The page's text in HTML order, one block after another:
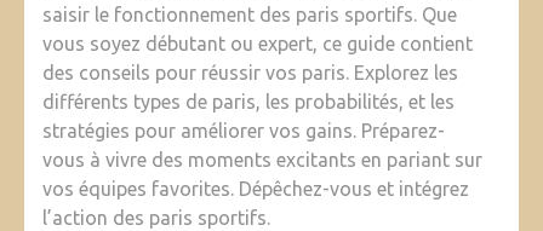
saisir le fonctionnement des paris sportifs. Que
vous soyez débutant ou expert, ce guide contient
des conseils pour réussir vos paris. Explorez les
différents types de paris, les probabilités, et les
stratégies pour améliorer vos gains. Préparez-
vous à vivre des moments excitants en pariant sur
vos équipes favorites. Dépêchez-vous et intégrez
l’action des paris sportifs.